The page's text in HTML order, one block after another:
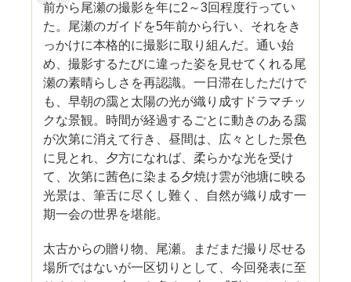
前から尾瀬の撮影を年に2～3回程度行ってい
た。尾瀬のガイドを5年前から行い、それをき
っかけに本格的に撮影に取り組んだ。通い始
め、撮影するたびに違った姿を見せてくれる尾
瀬の素晴らしさを再認識。一日滞在しただけで
も、早朝の靄と太陽の光が織り成すドラマチッ
クな景観。時間が経過するごとに動きのある靄
が次第に消えて行き、昼間は、広々とした景色
に見とれ、夕方になれば、柔らかな光を受け
て、次第に茜色に染まる夕焼け雲が池塘に映る
光景は、筆舌に尽くし難く、自然が織り成す一
期一会の世界を堪能。
太古からの贈り物、尾瀬。まだまだ撮り尽せる
場所ではないが一区切りとして、今回発表に至